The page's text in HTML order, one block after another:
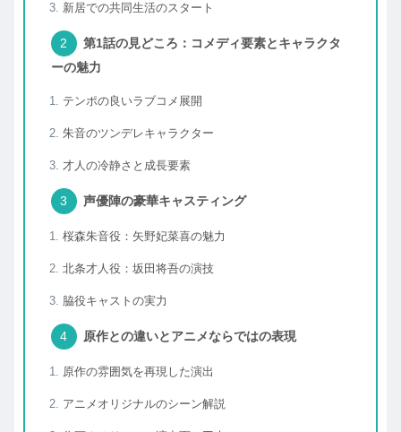
新居での共同生活のスタート
第1話の見どころ：コメディ要素とキャラクタ
ーの魅力
テンポの良いラブコメ展開
朱音のツンデレキャラクター
才人の冷静さと成長要素
声優陣の豪華キャスティング
桜森朱音役：矢野妃菜喜の魅力
北条才人役：坂田将吾の演技
脇役キャストの実力
原作との違いとアニメならではの表現
原作の雰囲気を再現した演出
アニメオリジナルのシーン解説